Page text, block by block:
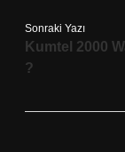
Sonraki Yazı
Kumtel 2000
?